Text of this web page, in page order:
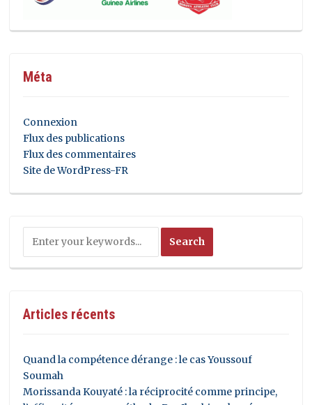
Méta
Connexion
Flux des publications
Flux des commentaires
Site de WordPress-FR
Articles récents
Quand la compétence dérange : le cas Youssouf
Soumah
Morissanda Kouyaté : la réciprocité comme principe,